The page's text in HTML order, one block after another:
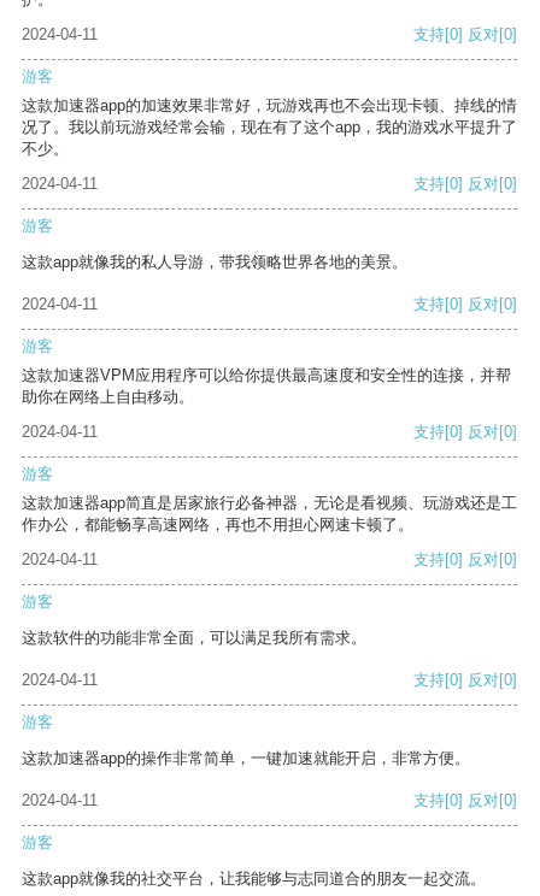
2024-04-11
支持[0] 反对[0]
游客
这款加速器app的加速效果非常好，玩游戏再也不会出现卡顿、掉线的情
况了。我以前玩游戏经常会输，现在有了这个app，我的游戏水平提升了
不少。
2024-04-11
支持[0] 反对[0]
游客
这款app就像我的私人导游，带我领略世界各地的美景。
2024-04-11 支持[0] 反对[0]
游客
这款加速器VPM应用程序可以给你提供最高速度和安全性的连接，并帮
助你在网络上自由移动。
2024-04-11
支持[0] 反对[0]
游客
这款加速器app简直是居家旅行必备神器，无论是看视频、玩游戏还是工
作办公，都能畅享高速网络，再也不用担心网速卡顿了。
2024-04-11
支持[0] 反对[0]
游客
这款软件的功能非常全面，可以满足我所有需求。
2024-04-11 支持[0] 反对[0]
游客
这款加速器app的操作非常简单，一键加速就能开启，非常方便。
2024-04-11 支持[0] 反对[0]
游客
这款app就像我的社交平台，让我能够与志同道合的朋友一起交流。